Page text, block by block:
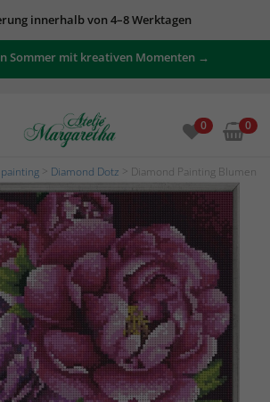
innerhalb von 4–8 Werktagen
Sommer mit kreativen Momenten →
0 0
Diamond Dotz > Diamond Painting Blumen